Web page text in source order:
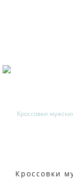
Кроссовки